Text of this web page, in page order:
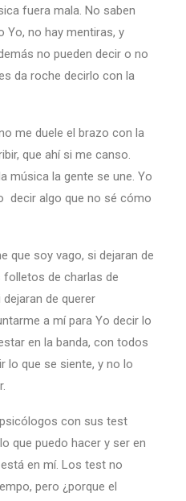
fuera mala. No saben
Yo, no hay mentiras, y
no pueden decir o no
da roche decirlo con la
me duele el brazo con la
que ahí si me canso.
música la gente se une. Yo
decir algo que no sé cómo
que soy vago, si dejaran de
de charlas de
de querer
a mí para Yo decir lo
en la banda, con todos
lo que se siente, y no lo
con sus test
que puedo hacer y ser en
en mí. Los test no
pero ¿porque el